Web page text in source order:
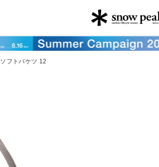
ソフトバケツ 12